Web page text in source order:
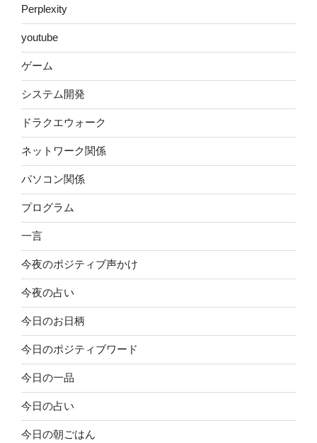
Perplexity
youtube
ゲーム
システム開発
ドラクエウォーク
ネットワーク関係
パソコン関係
プログラム
一言
今夜のポジティブ声かけ
今夜の占い
今日のお日柄
今日のポジティブワード
今日の一品
今日の占い
今日の朝ごはん